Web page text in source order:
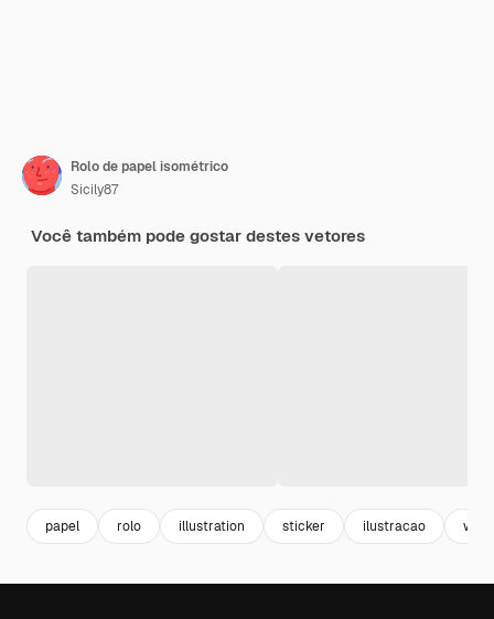
Rolo de papel isométrico
Sicily87
Você também pode gostar destes vetores
papel rolo illustration sticker ilustracao wall